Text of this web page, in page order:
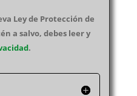
Ley de Protección de
a salvo, debes leer y
.